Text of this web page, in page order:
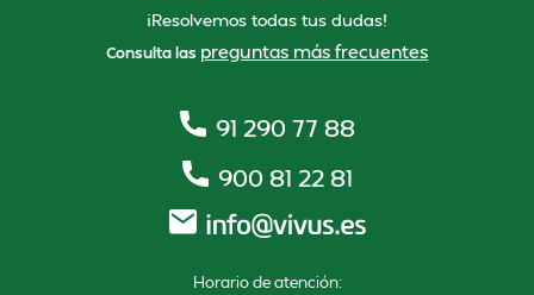
¡Resolvemos todas tus dudas!
Consulta las preguntas más frecuentes
91 290 77 88
900 81 22 81
Horario de atención: